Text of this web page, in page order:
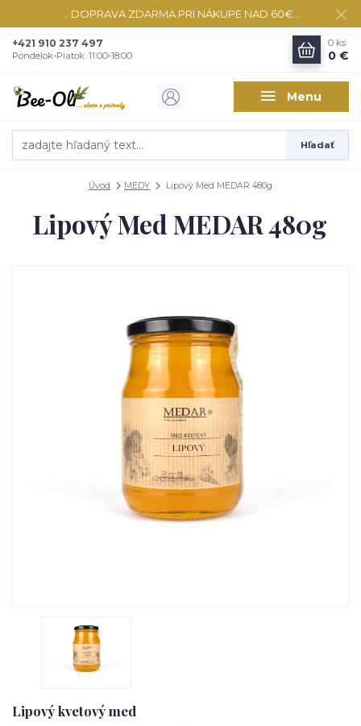
... DOPRAVA ZDARMA PRI NÁKUPE NAD 60€...
Menu
Hľadať
+421 910 237 497
Pondelok-Piatok: 11:00-18:00
0 ks
0 €
Úvod MEDY Lipový Med MEDAR 480g
Lipový Med MEDAR 480g
Lipový kvetový med